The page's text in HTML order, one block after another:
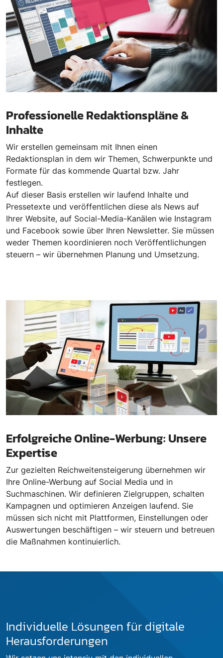
Professionelle Redaktionspläne &
Inhalte
Wir erstellen gemeinsam mit Ihnen einen
Redaktionsplan in dem wir Themen, Schwerpunkte und
Formate für das kommende Quartal bzw. Jahr
festlegen.
Auf dieser Basis erstellen wir laufend Inhalte und
Pressetexte und veröffentlichen diese als News auf
Ihrer Website, auf Social-Media-Kanälen wie Instagram
und Facebook sowie über Ihren Newsletter. Sie müssen
weder Themen koordinieren noch Veröffentlichungen
steuern – wir übernehmen Planung und Umsetzung.
Erfolgreiche Online-Werbung: Unsere
Expertise
Zur gezielten Reichweitensteigerung übernehmen wir
Ihre Online-Werbung auf Social Media und in
Suchmaschinen. Wir definieren Zielgruppen, schalten
Kampagnen und optimieren Anzeigen laufend. Sie
müssen sich nicht mit Plattformen, Einstellungen oder
Auswertungen beschäftigen – wir steuern und betreuen
die Maßnahmen kontinuierlich.
Individuelle Lösungen für digitale
Herausforderungen